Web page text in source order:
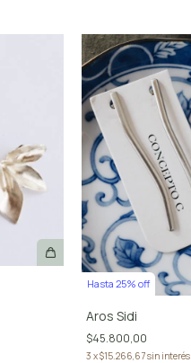
Hasta 25% off
Aros Sidi
$45.800,00
3 x$15.266,67sin interés